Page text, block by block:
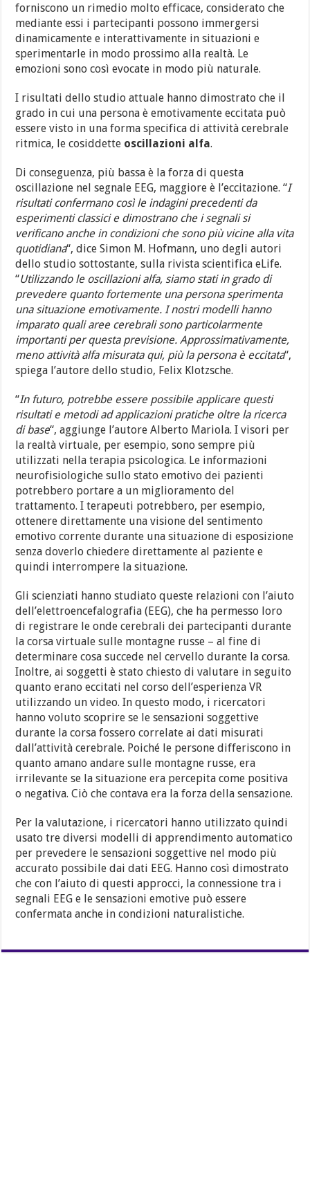
forniscono un rimedio molto efficace, considerato che
mediante essi i partecipanti possono immergersi
dinamicamente e interattivamente in situazioni e
sperimentarle in modo prossimo alla realtà. Le
emozioni sono così evocate in modo più naturale.
I risultati dello studio attuale hanno dimostrato che il
grado in cui una persona è emotivamente eccitata può
essere visto in una forma specifica di attività cerebrale
ritmica, le cosiddette oscillazioni alfa.
Di conseguenza, più bassa è la forza di questa
oscillazione nel segnale EEG, maggiore è l’eccitazione. “I
risultati confermano così le indagini precedenti da
esperimenti classici e dimostrano che i segnali si
verificano anche in condizioni che sono più vicine alla vita
quotidiana“, dice Simon M. Hofmann, uno degli autori
dello studio sottostante, sulla rivista scientifica eLife.
“Utilizzando le oscillazioni alfa, siamo stati in grado di
prevedere quanto fortemente una persona sperimenta
una situazione emotivamente. I nostri modelli hanno
imparato quali aree cerebrali sono particolarmente
importanti per questa previsione. Approssimativamente,
meno attività alfa misurata qui, più la persona è eccitata“,
spiega l’autore dello studio, Felix Klotzsche.
“In futuro, potrebbe essere possibile applicare questi
risultati e metodi ad applicazioni pratiche oltre la ricerca
di base“, aggiunge l’autore Alberto Mariola. I visori per
la realtà virtuale, per esempio, sono sempre più
utilizzati nella terapia psicologica. Le informazioni
neurofisiologiche sullo stato emotivo dei pazienti
potrebbero portare a un miglioramento del
trattamento. I terapeuti potrebbero, per esempio,
ottenere direttamente una visione del sentimento
emotivo corrente durante una situazione di esposizione
senza doverlo chiedere direttamente al paziente e
quindi interrompere la situazione.
Gli scienziati hanno studiato queste relazioni con l’aiuto
dell’elettroencefalografia (EEG), che ha permesso loro
di registrare le onde cerebrali dei partecipanti durante
la corsa virtuale sulle montagne russe – al fine di
determinare cosa succede nel cervello durante la corsa.
Inoltre, ai soggetti è stato chiesto di valutare in seguito
quanto erano eccitati nel corso dell’esperienza VR
utilizzando un video. In questo modo, i ricercatori
hanno voluto scoprire se le sensazioni soggettive
durante la corsa fossero correlate ai dati misurati
dall’attività cerebrale. Poiché le persone differiscono in
quanto amano andare sulle montagne russe, era
irrilevante se la situazione era percepita come positiva
o negativa. Ciò che contava era la forza della sensazione.
Per la valutazione, i ricercatori hanno utilizzato quindi
usato tre diversi modelli di apprendimento automatico
per prevedere le sensazioni soggettive nel modo più
accurato possibile dai dati EEG. Hanno così dimostrato
che con l’aiuto di questi approcci, la connessione tra i
segnali EEG e le sensazioni emotive può essere
confermata anche in condizioni naturalistiche.